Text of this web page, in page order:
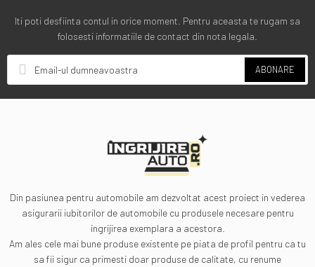
Iti poti desfiinta contul in orice moment. Pentru aceasta te rugam sa
folosesti informatiile de contact din nota legala.
ABONARE
Din pasiunea pentru automobile am dezvoltat acest proiect in vederea
asigurarii iubitorilor de automobile cu produsele necesare pentru
ingrijirea exemplara a acestora.
Am ales cele mai bune produse existente pe piata de profil pentru ca tu
sa fii sigur ca primesti doar produse de calitate, cu renume